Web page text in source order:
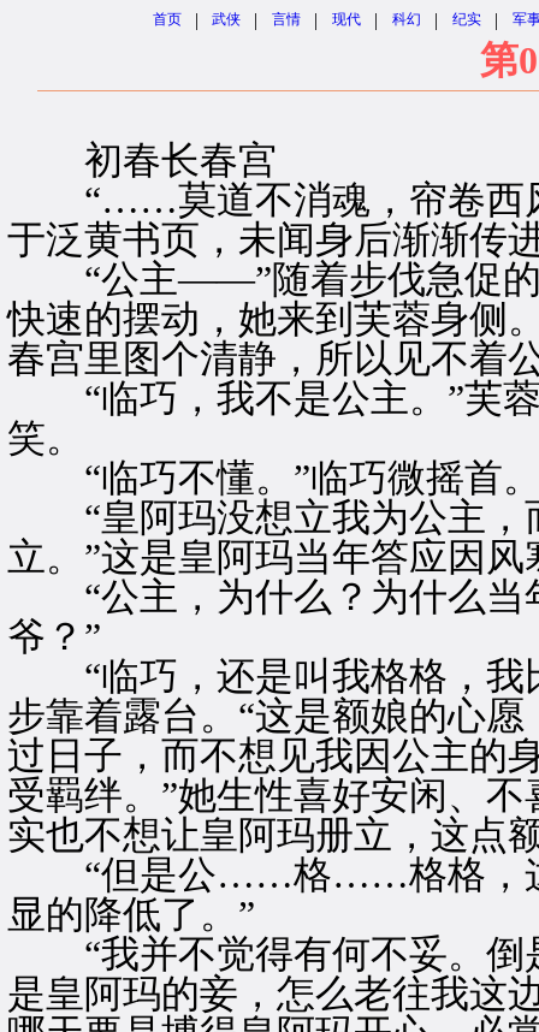
首页 | 武侠 | 言情 | 现代 | 科幻 | 纪实 | 军
第
初春长春宫
“……莫道不消魂，帘卷西
于泛黄书页，未闻身后渐渐传
“公主——”随着步伐急促的
快速的摆动，她来到芙蓉身侧
春宫里图个清静，所以见不着
“临巧，我不是公主。”芙蓉
笑。
“临巧不懂。”临巧微摇首
“皇阿玛没想立我为公主，
立。”这是皇阿玛当年答应因
“公主，为什么？为什么当
爷？”
“临巧，还是叫我格格，我
步靠着露台。“这是额娘的心
过日子，而不想见我因公主的
受羁绊。”她生性喜好安闲、
实也不想让皇阿玛册立，这点
“但是公……格……格格，这
显的降低了。”
“我并不觉得有何不妥。倒
是皇阿玛的妾，怎么老往我这